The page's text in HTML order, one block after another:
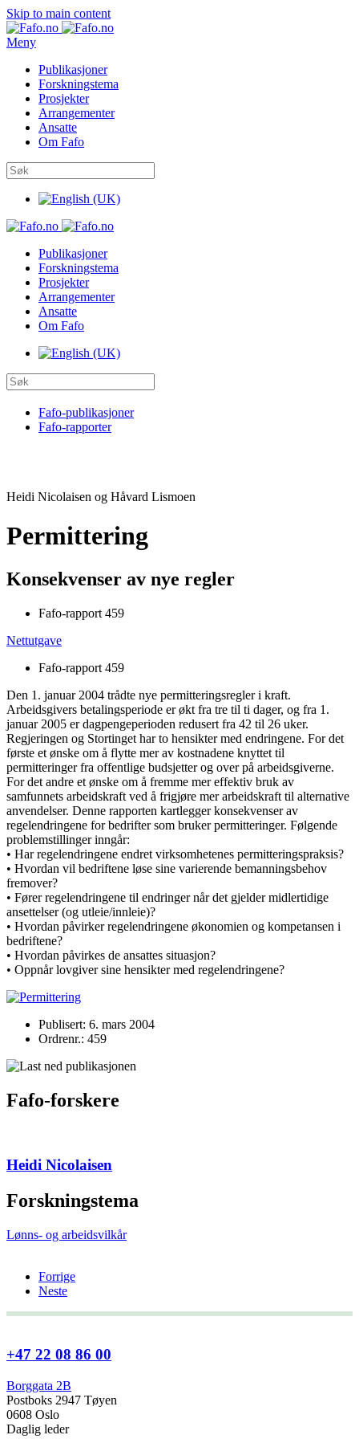
Skip to main content
Meny
Publikasjoner
Forskningstema
Prosjekter
Arrangementer
Ansatte
Om Fafo
Publikasjoner
Forskningstema
Prosjekter
Arrangementer
Ansatte
Om Fafo
Fafo-publikasjoner
Fafo-rapporter
Heidi Nicolaisen og Håvard Lismoen
Permittering
Konsekvenser av nye regler
Fafo-rapport 459
Nettutgave
Fafo-rapport 459
Den 1. januar 2004 trådte nye permitteringsregler i kraft.
Arbeidsgivers betalingsperiode er økt fra tre til ti dager, og fra 1.
januar 2005 er dagpengeperioden redusert fra 42 til 26 uker.
Regjeringen og Stortinget har to hensikter med endringene. For det
første et ønske om å flytte mer av kostnadene knyttet til
permitteringer fra offentlige budsjetter og over på arbeidsgiverne.
For det andre et ønske om å fremme mer effektiv bruk av
samfunnets arbeidskraft ved å frigjøre mer arbeidskraft til alternative
anvendelser. Denne rapporten kartlegger konsekvenser av
regelendringene for bedrifter som bruker permitteringer. Følgende
problemstillinger inngår:
• Har regelendringene endret virksomhetenes permitteringspraksis?
• Hvordan vil bedriftene løse sine varierende bemanningsbehov
fremover?
• Fører regelendringene til endringer når det gjelder midlertidige
ansettelser (og utleie/innleie)?
• Hvordan påvirker regelendringene økonomien og kompetansen i
bedriftene?
• Hvordan påvirkes de ansattes situasjon?
• Oppnår lovgiver sine hensikter med regelendringene?
Publisert: 6. mars 2004
Ordrenr.: 459
Fafo-forskere
Heidi Nicolaisen
Forskningstema
Lønns- og arbeidsvilkår
Forrige
Neste
+47 22 08 86 00
Borggata 2B
Postboks 2947 Tøyen
0608 Oslo
Daglig leder